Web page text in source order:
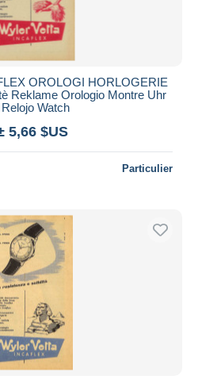
OROLOGI HORLOGERIE
Reklame Orologio Montre Uhr
Watch
5,66 $US
Particulier